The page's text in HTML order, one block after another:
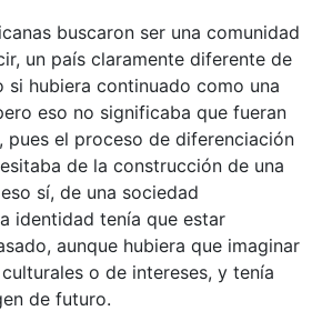
buscaron ser una comunidad
un país claramente diferente de
si hubiera continuado como una
eso no significaba que fueran
pues el proceso de diferenciación
de la construcción de una
sí, de una sociedad
identidad tenía que estar
aunque hubiera que imaginar
o de intereses, y tenía
de futuro.